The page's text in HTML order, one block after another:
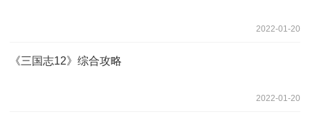
2022-01-20
《三国志12》综合攻略
2022-01-20